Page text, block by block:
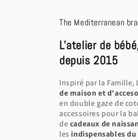
The Mediterranean
L'atelier de
depuis 2015
Inspiré par la
de maison et
en double gaze de
accessoires pour la
decadeaux de
les indispensables